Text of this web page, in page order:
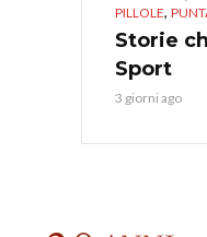
PILLOLE,
Storie
Sport
3 giorni ago